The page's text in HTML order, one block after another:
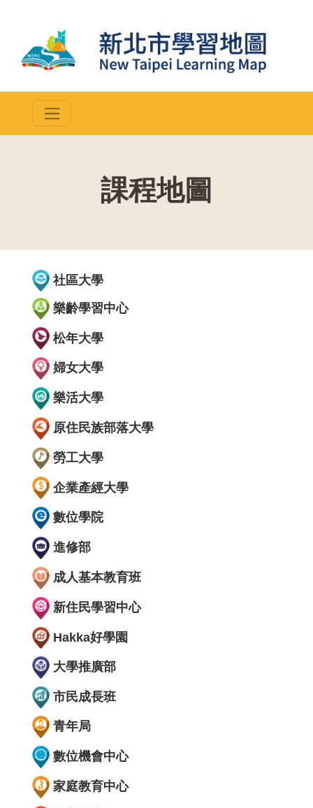
課程地圖
社區大學
樂齡學習中心
松年大學
婦女大學
樂活大學
原住民族部落大學
勞工大學
企業產經大學
數位學院
進修部
成人基本教育班
新住民學習中心
Hakka好學園
大學推廣部
市民成長班
青年局
數位機會中心
家庭教育中心